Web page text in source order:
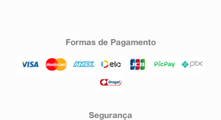
Formas de Pagamento
Segurança